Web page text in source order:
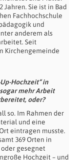
Jahren. Sie ist in Bad
Fachhochschule
und
anderem als
Seit
Kirchengemeinde
Hochzeit“ in
mehr Arbeit
oder?
so. Im Rahmen der
und eine
eintragen musste.
369 Orten in
gesegnet
Hochzeit – und